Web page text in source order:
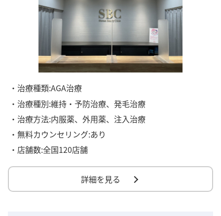
・治療種類:AGA治療
・治療種別:維持・予防治療、発毛治療
・治療方法:内服薬、外用薬、注入治療
・無料カウンセリング:あり
・店舗数:全国120店舗
詳細を見る